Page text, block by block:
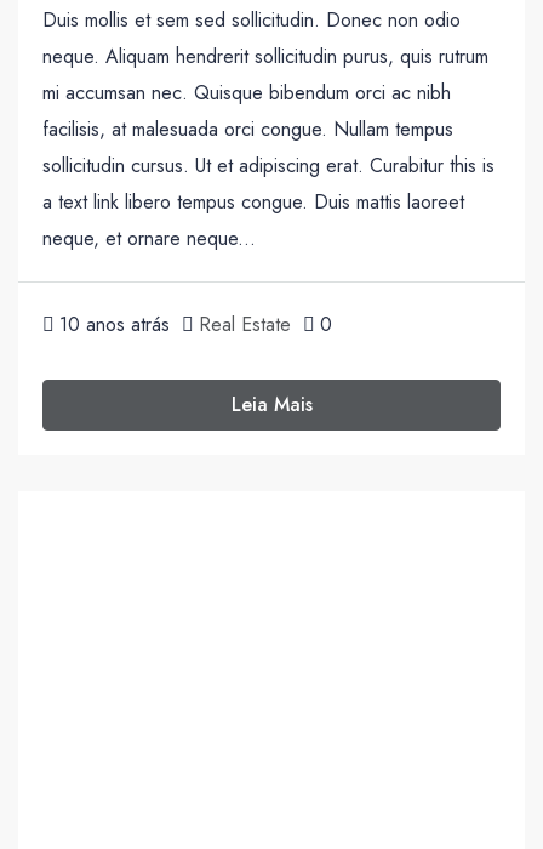
Duis mollis et sem sed sollicitudin. Donec non odio
neque. Aliquam hendrerit sollicitudin purus, quis rutrum
mi accumsan nec. Quisque bibendum orci ac nibh
facilisis, at malesuada orci congue. Nullam tempus
sollicitudin cursus. Ut et adipiscing erat. Curabitur this is
a text link libero tempus congue. Duis mattis laoreet
neque, et ornare neque...
10 anos atrás Real Estate 0
Leia Mais